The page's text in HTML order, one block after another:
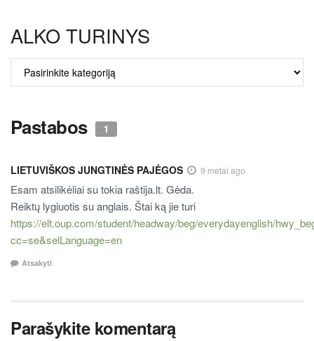
ALKO TURINYS
TURINYS
Pastabos 1
LIETUVIŠKOS JUNGTINĖS PAJĖGOS 9 metai ago
Esam atsilikėliai su tokia raštija.lt. Gėda.
Reiktų lygiuotis su anglais. Štai ką jie turi
https://elt.oup.com/student/headway/beg/everydayenglish/
cc=se&selLanguage=en
Atsakyti
Parašykite komentarą